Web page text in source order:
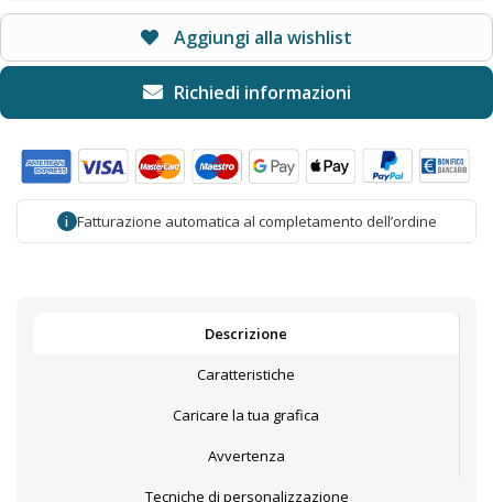
Aggiungi alla wishlist
i Fatturazione automatica al completamento dell’ordine
Descrizione
Caratteristiche
Caricare la tua grafica
Avvertenza
Tecniche di personalizzazione